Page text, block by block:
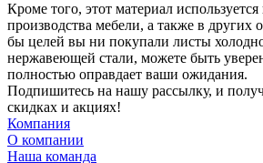
Кроме того, этот материал
производства мебели, а также в других
бы целей вы ни покупали листы
нержавеющей стали, можете быть
полностью оправдает ваши ожидания.
Подпишитесь на нашу рассылку, и
скидках и акциях!
Компания
О компании
Наша команда